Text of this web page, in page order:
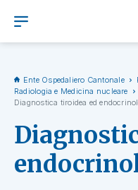
Ente Ospedaliero Cantonale
Radiologia e Medicina nucleare
Diagnostica tiroidea ed